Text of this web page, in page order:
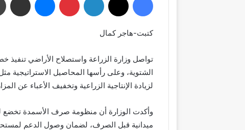
كتبت-هاجر كمال
تواصل وزارة الزراعة واستصلاح الأراضي تنفيذ
الشتوية، وعلى رأسها المحاصيل الاستراتيجية
لزيادة الإنتاجية الزراعية وتخفيف الأعباء عن
وأكدت الوزارة أن منظومة صرف الأسمدة تخضع
ميدانية قبل الصرف، لضمان وصول الدعم